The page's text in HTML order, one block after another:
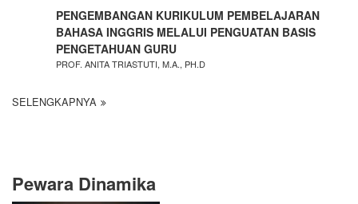
PENGEMBANGAN KURIKULUM PEMBELAJARAN
BAHASA INGGRIS MELALUI PENGUATAN BASIS
PENGETAHUAN GURU
PROF. ANITA TRIASTUTI, M.A., PH.D
SELENGKAPNYA
Pewara Dinamika